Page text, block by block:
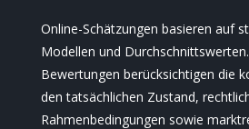
Online-Schätzungen basieren auf
Modellen und
Bewertungen berücksichtigen die
den tatsächlichen Zustand,
Rahmenbedingungen sowie